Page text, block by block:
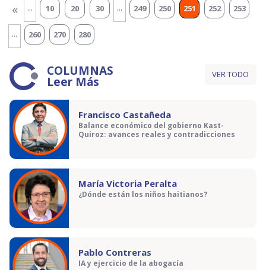
« ... 10 20 30 ... 249 250 251 252 253
... 260 270 280
COLUMNAS
Leer Más VER TODO
Francisco Castañeda
Balance económico del gobierno Kast-
Quiroz: avances reales y contradicciones
María Victoria Peralta
¿Dónde están los niños haitianos?
Pablo Contreras
IA y ejercicio de la abogacía